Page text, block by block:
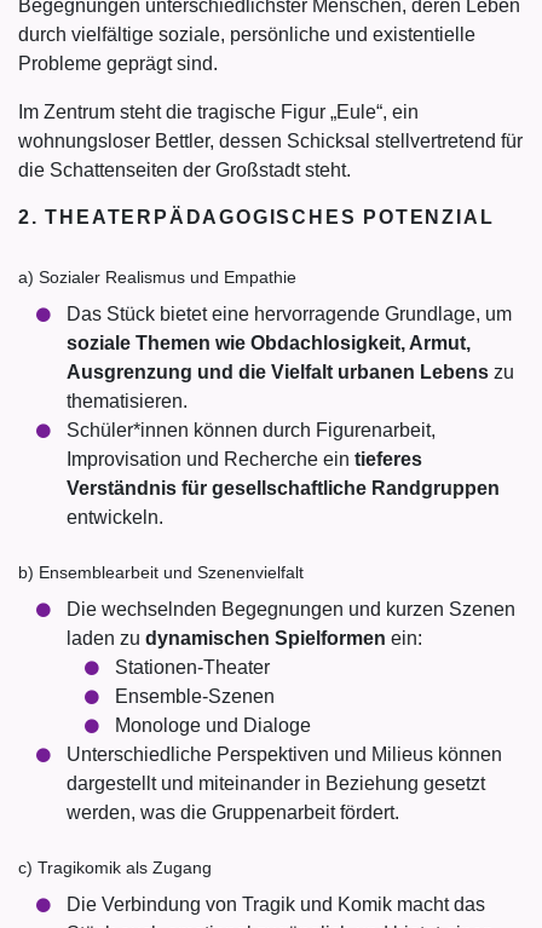
Begegnungen unterschiedlichster Menschen, deren Leben
durch vielfältige soziale, persönliche und existentielle
Probleme geprägt sind.
Im Zentrum steht die tragische Figur „Eule“, ein
wohnungsloser Bettler, dessen Schicksal stellvertretend für
die Schattenseiten der Großstadt steht.
2. THEATERPÄDAGOGISCHES POTENZIAL
a) Sozialer Realismus und Empathie
Das Stück bietet eine hervorragende Grundlage, um
soziale Themen wie Obdachlosigkeit, Armut,
Ausgrenzung und die Vielfalt urbanen Lebens zu
thematisieren.
Schüler*innen können durch Figurenarbeit,
Improvisation und Recherche ein tieferes
Verständnis für gesellschaftliche Randgruppen
entwickeln.
b) Ensemblearbeit und Szenenvielfalt
Die wechselnden Begegnungen und kurzen Szenen
laden zu dynamischen Spielformen ein:
Stationen-Theater
Ensemble-Szenen
Monologe und Dialoge
Unterschiedliche Perspektiven und Milieus können
dargestellt und miteinander in Beziehung gesetzt
werden, was die Gruppenarbeit fördert.
c) Tragikomik als Zugang
Die Verbindung von Tragik und Komik macht das